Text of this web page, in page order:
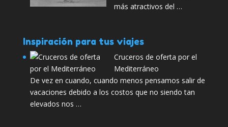
más atractivos del …
Inspiración para tus viajes
Cruceros de oferta por el
Mediterráneo
De vez en cuando, cuando menos pensamos salir de
vacaciones debido a los costos que no siendo tan
elevados nos …